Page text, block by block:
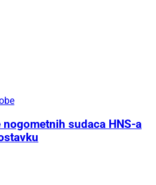
sudaca HNS-a